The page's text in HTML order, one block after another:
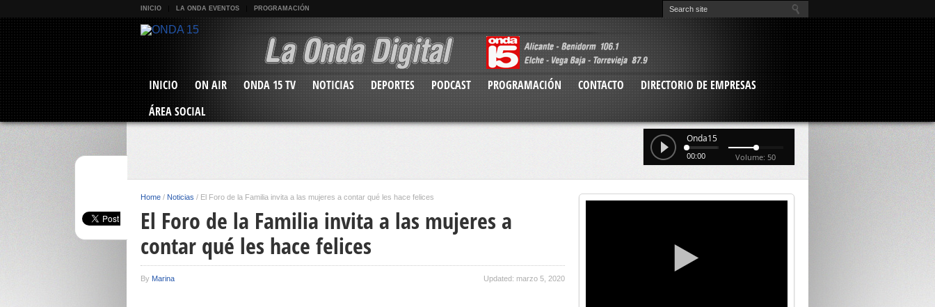
INICIO LA ONDA EVENTOS PROGRAMACIÓN
INICIO ON AIR ONDA 15 TV NOTICIAS DEPORTES PODCAST PROGRAMACIÓN CONTACTO
DIRECTORIO DE EMPRESAS
ÁREA SOCIAL
Onda15
00:00 Volume: 50
Home / Noticias / El Foro de la Familia invita a las mujeres a contar qué les hace felices
El Foro de la Familia invita a las mujeres a
contar qué les hace felices
By Marina Updated: marzo 5, 2020